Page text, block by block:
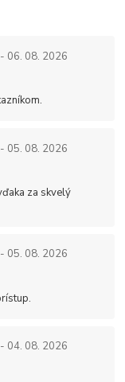
- 06. 08. 2026
- 05. 08. 2026
za skvelý
- 05. 08. 2026
- 04. 08. 2026